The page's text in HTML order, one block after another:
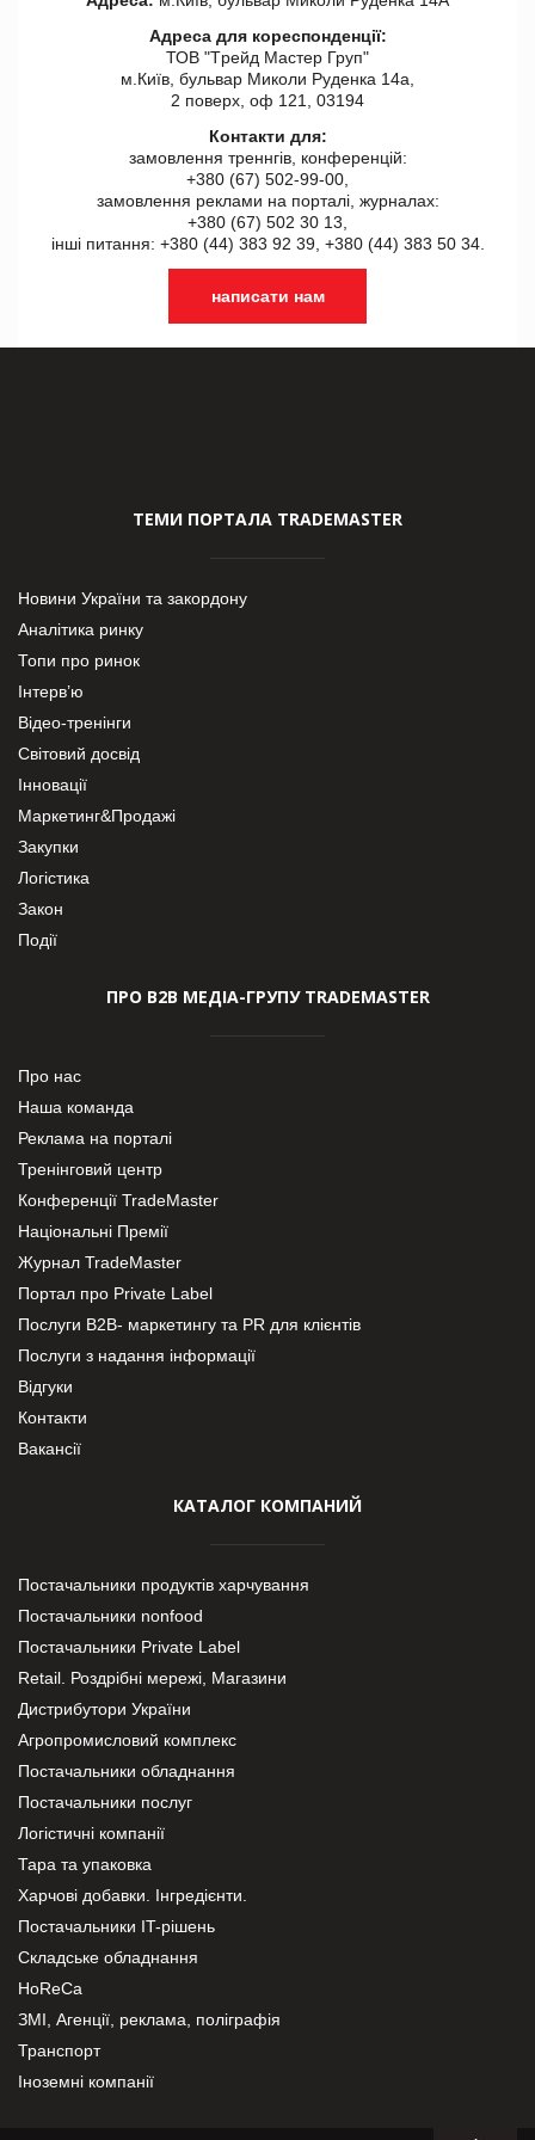
Адреса для кореспонденції:
ТОВ "Tрейд Мастер Груп"
м.Київ, бульвар Миколи Руденка 14а,
2 поверх, оф 121, 03194
Контакти для:
замовлення треннгів, конференцій:
+380 (67) 502-99-00,
замовлення реклами на порталі, журналах:
+380 (67) 502 30 13,
інші питання: +380 (44) 383 92 39, +380 (44) 383 50 34.
написати нам
ТЕМИ ПОРТАЛА TRADEMASTER
Новини України та закордону
Аналітика ринку
Топи про ринок
Інтерв’ю
Відео-тренінги
Світовий досвід
Інновації
Маркетинг&Продажі
Закупки
Логістика
Закон
Події
ПРО В2В МЕДІА-ГРУПУ TRADEMASTER
Про нас
Наша команда
Реклама на порталі
Тренінговий центр
Конференції TradeMaster
Національні Премії
Журнал TradeMaster
Портал про Private Label
Послуги В2В- маркетингу та PR для клієнтів
Послуги з надання інформації
Відгуки
Контакти
Вакансії
КАТАЛОГ КОМПАНИЙ
Постачальники продуктів харчування
Постачальники nonfood
Постачальники Private Label
Retail. Роздрібні мережі, Магазини
Дистрибутори України
Агропромисловий комплекс
Постачальники обладнання
Постачальники послуг
Логістичні компанії
Тара та упаковка
Харчові добавки. Інгредієнти.
Постачальники IT-рішень
Складське обладнання
HoReCa
ЗМІ, Агенції, реклама, поліграфія
Транспорт
Іноземні компанії